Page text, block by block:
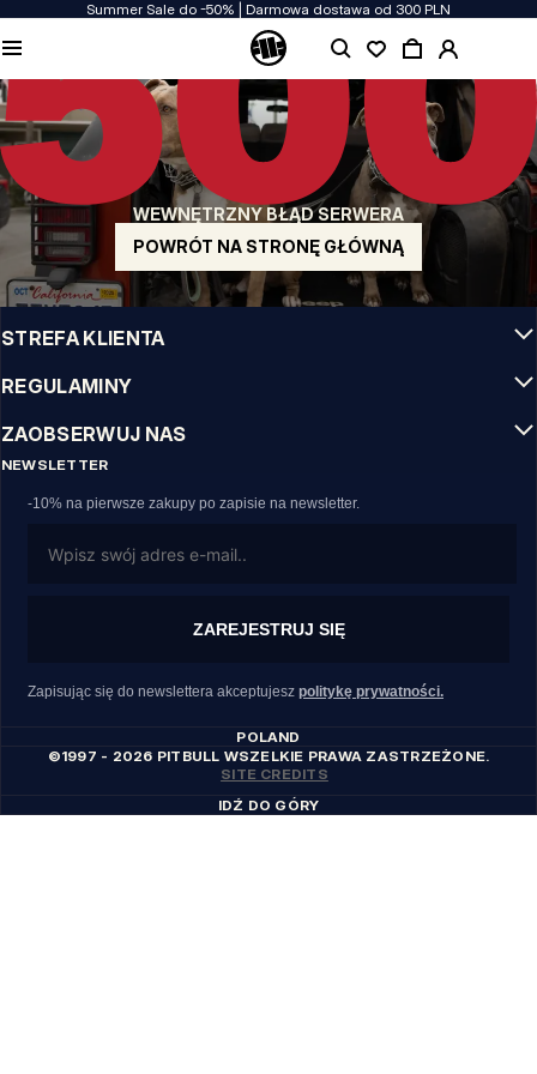
Summer Sale do -50% | Darmowa dostawa od 300 PLN
WEWNĘTRZNY BŁĄD SERWERA
POWRÓT NA STRONĘ GŁÓWNĄ
JAKOŚĆ TO DLA NAS PRIORYTET
Naszą odzież produkujemy z pasją! Nie idziemy na kompromis w kwestiach
wytrzymałości, długowieczności materiałów i dbałości o detal.
US ORIGIN
Nasze korzenie sięgają San Diego z poczatku lat 90-tych XX wieku. Nasz styl jest
surowy, autentyczny i stanowczy.
MARKA Z CHARAKTEREM
Nasze kolekcje wybierają sportowcy, fighterzy i uparci indywidualiści.
INFO
STREFA KLIENTA
REGULAMINY
ZAOBSERWUJ NAS
NEWSLETTER
-10% na pierwsze zakupy po zapisie na newsletter.
ZAREJESTRUJ SIĘ
Zapisując się do newslettera akceptujesz politykę prywatności.
POLAND
©1997 - 2026 PITBULL WSZELKIE PRAWA ZASTRZEŻONE.
SITE CREDITS
IDŹ DO GÓRY